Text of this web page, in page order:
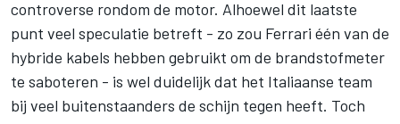
controverse rondom de motor. Alhoewel dit laatste
punt veel speculatie betreft - zo zou Ferrari één van de
hybride kabels hebben gebruikt om de brandstofmeter
te saboteren - is wel duidelijk dat het Italiaanse team
bij veel buitenstaanders de schijn tegen heeft. Toch